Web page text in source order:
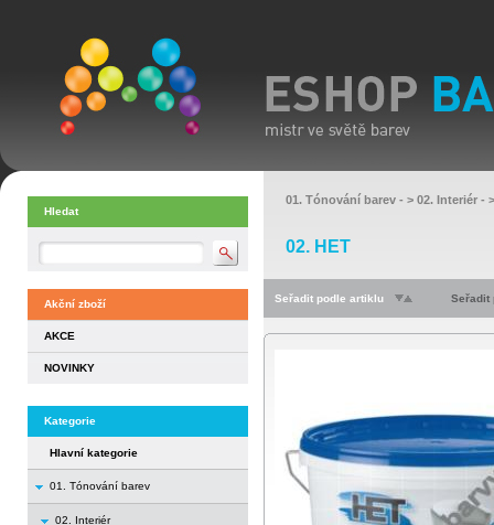
Hledat
Akční zboží
AKCE
NOVINKY
Kategorie
Hlavní kategorie
01. Tónování barev
02. Interiér
01. Tónování barev - > 02. Interiér -
02. HET
Seřadit podle artiklu Seřadit